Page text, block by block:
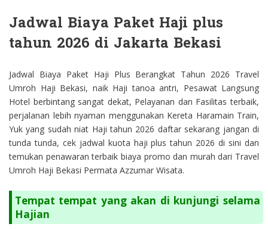
Jadwal Biaya Paket Haji plus
tahun 2026 di Jakarta Bekasi
Jadwal Biaya Paket Haji Plus Berangkat Tahun 2026 Travel
Umroh Haji Bekasi, naik Haji tanoa antri, Pesawat Langsung
Hotel berbintang sangat dekat, Pelayanan dan Fasilitas terbaik,
perjalanan lebih nyaman menggunakan Kereta Haramain Train,
Yuk yang sudah niat Haji tahun 2026 daftar sekarang jangan di
tunda tunda, cek jadwal kuota haji plus tahun 2026 di sini dan
temukan penawaran terbaik biaya promo dan murah dari Travel
Umroh Haji Bekasi Permata Azzumar Wisata.
Tempat tempat yang akan di kunjungi selama
Hajian